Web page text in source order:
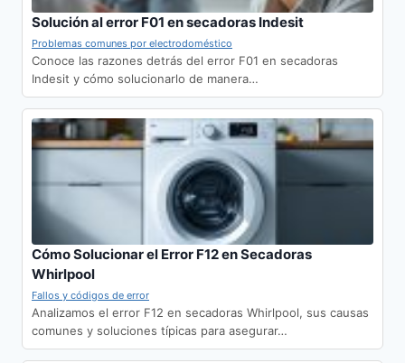
Solución al error F01 en secadoras Indesit
Problemas comunes por electrodoméstico
Conoce las razones detrás del error F01 en secadoras
Indesit y cómo solucionarlo de manera…
Cómo Solucionar el Error F12 en Secadoras
Whirlpool
Fallos y códigos de error
Analizamos el error F12 en secadoras Whirlpool, sus causas
comunes y soluciones típicas para asegurar…